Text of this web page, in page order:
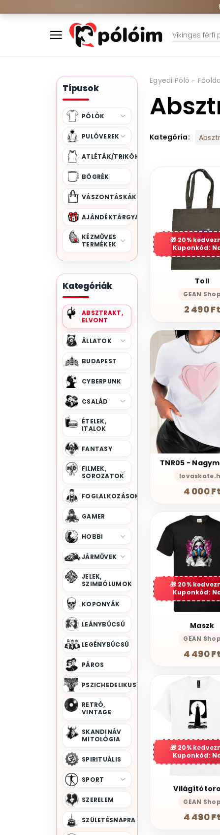
Típusok
PÓLÓK
PULÓVEREK
ATLÉTÁK/TRIKÓK
BÖGRÉK
VÁSZONTÁSKÁK
AJÁNDÉKTÁRGYAK
KÉZMŰVES
TERMÉKEK
Kategóriák
ABSZTRAKT,
ELVONT
ÁLLATOK
BUDAPEST
CYBERPUNK
CSALÁD
ÉTELEK,
ITALOK
FANTASY
FILMEK,
SOROZATOK
FOGLALKOZÁSOK
GAMER
HOBBI
JÁRMŰVEK
JELEK,
SZIMBÓLUMOK
KOPONYÁK
LEÁNYBÚCSÚ
LEGÉNYBÚCSÚ
PÁROS
PSZICHEDELIKUS
RETRÓ,
VINTAGE
SKANDINÁV
MITOLÓGIA
SPIRITUÁLIS
SPORT
SZERELEM
SZÜLETÉSNAPRA
Egyedi Póló -
Kategória:
20%
Kuponkód:
Toll
GEAN Shop
2 490 Ft
4 000 Ft
20%
Kuponkód:
Maszk
GEAN Shop
4 490 Ft
20%
Kuponkód:
GEAN Shop
4 490 Ft